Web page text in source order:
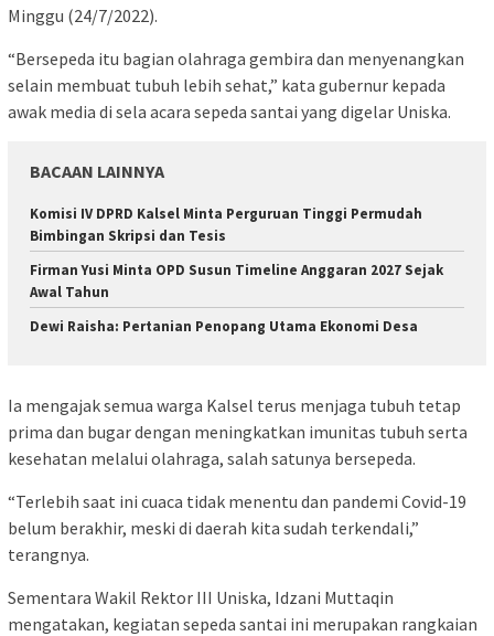
Minggu (24/7/2022).
“Bersepeda itu bagian olahraga gembira dan menyenangkan
selain membuat tubuh lebih sehat,” kata gubernur kepada
awak media di sela acara sepeda santai yang digelar Uniska.
BACAAN LAINNYA
Komisi IV DPRD Kalsel Minta Perguruan Tinggi Permudah
Bimbingan Skripsi dan Tesis
Firman Yusi Minta OPD Susun Timeline Anggaran 2027 Sejak
Awal Tahun
Dewi Raisha: Pertanian Penopang Utama Ekonomi Desa
Ia mengajak semua warga Kalsel terus menjaga tubuh tetap
prima dan bugar dengan meningkatkan imunitas tubuh serta
kesehatan melalui olahraga, salah satunya bersepeda.
“Terlebih saat ini cuaca tidak menentu dan pandemi Covid-19
belum berakhir, meski di daerah kita sudah terkendali,”
terangnya.
Sementara Wakil Rektor III Uniska, Idzani Muttaqin
mengatakan, kegiatan sepeda santai ini merupakan rangkaian